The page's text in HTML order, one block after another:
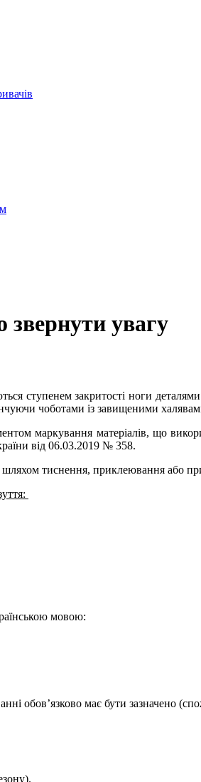
увагу
ступенем закритості ноги
чоботами із завищеними
маркування матеріалів, що
від 06.03.2019 № 358.
тиснення, приклеювання або
мовою:
обов’язково має бути зазначено